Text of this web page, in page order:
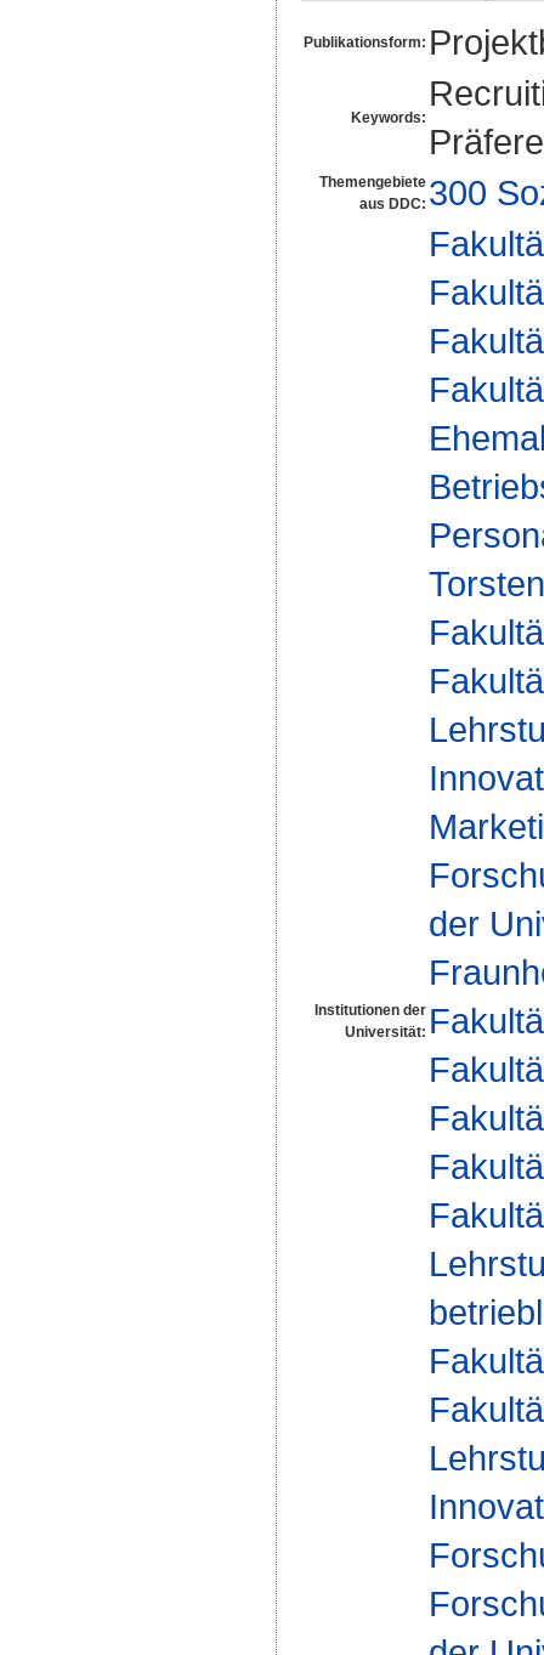
Publikationsform:
Keywords:
Themengebiete
aus DDC: 300
Institutionen der
Universität:
der